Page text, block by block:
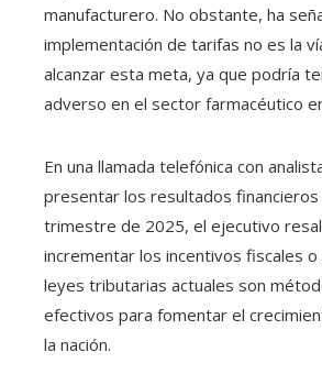
manufacturero. No obstante, ha
implementación de tarifas no es la
alcanzar esta meta, ya que podría
adverso en el sector farmacéutico
En una llamada telefónica con
presentar los resultados
trimestre de 2025, el ejecutivo
incrementar los incentivos fiscales
leyes tributarias actuales son
efectivos para fomentar el
la nación.